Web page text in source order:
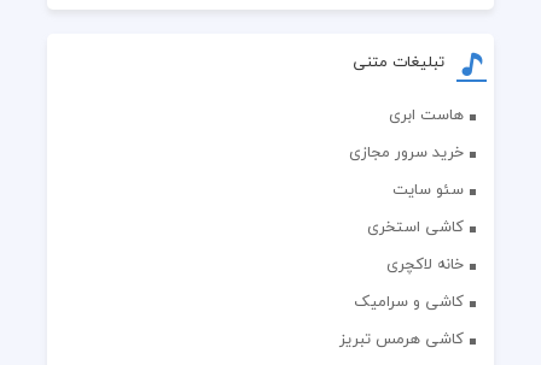
تبلیغات متنی
هاست ابری
خرید سرور مجازی
سئو سایت
کاشی استخری
خانه لاکچری
کاشی و سرامیک
کاشی هرمس تبریز